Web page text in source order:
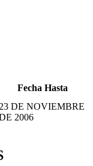
Fecha Hasta
23 DE NOVIEMBRE
2006